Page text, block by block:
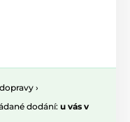
›
dodání: u vás v